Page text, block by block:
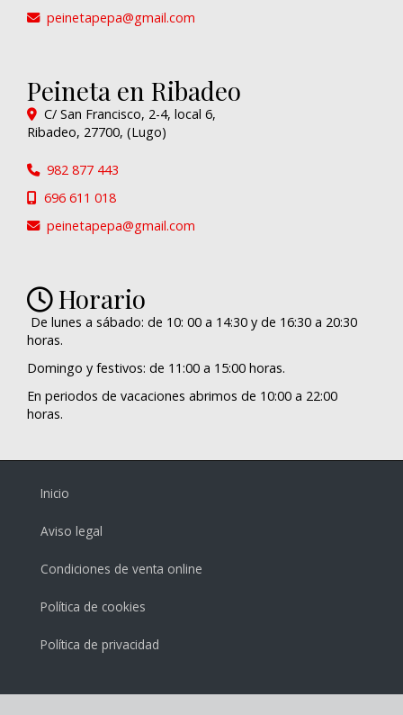
peinetapepa
gmail.com
Peineta en Ribadeo
C/ San Francisco, 2-4, local 6,
Ribadeo, 27700, (Lugo)
982 877 443
696 611 018
peinetapepa
gmail.com
Horario
De lunes a sábado: de 10: 00 a 14:30 y de 16:30 a 20:30
horas.
Domingo y festivos: de 11:00 a 15:00 horas.
En periodos de vacaciones abrimos de 10:00 a 22:00
horas.
Inicio
Aviso legal
Condiciones de venta online
Política de cookies
Política de privacidad